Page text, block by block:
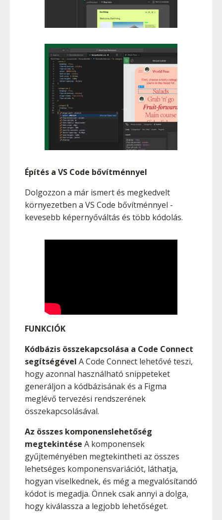
Építés a VS Code bővítménnyel
Dolgozzon a már ismert és megkedvelt
környezetben a VS Code bővítménnyel -
kevesebb képernyőváltás és több kódolás.
FUNKCIÓK
Kódbázis összekapcsolása a Code Connect
segítségével A Code Connect lehetővé teszi,
hogy azonnal használható snippeteket
generáljon a kódbázisának és a Figma
meglévő tervezési rendszerének
összekapcsolásával.
Az összes komponenslehetőség
megtekintése A komponensek
gyűjteményében megtekintheti az összes
lehetséges komponensvariációt, láthatja,
hogyan viselkednek, és még a megvalósítandó
kódot is megadja. Önnek csak annyi a dolga,
hogy kiválassza a legjobb lehetőséget.